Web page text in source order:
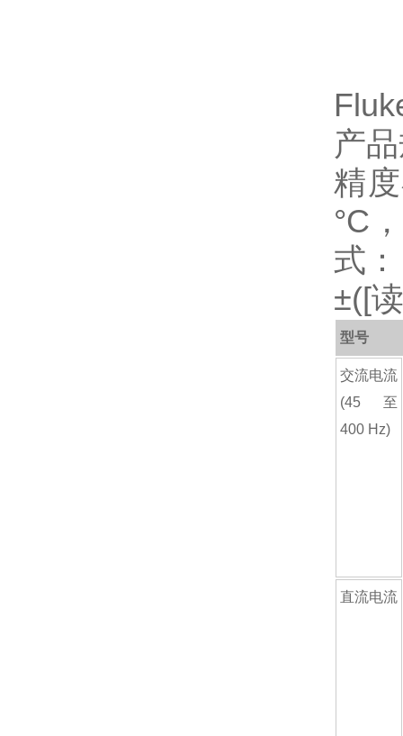
产
精
°C
式：
±([
型号
交流电流
(45 至
400 Hz)
直流电流